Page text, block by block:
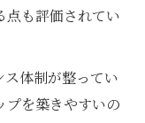
点も評価されてい
体制が整ってい
プを築きやすいの